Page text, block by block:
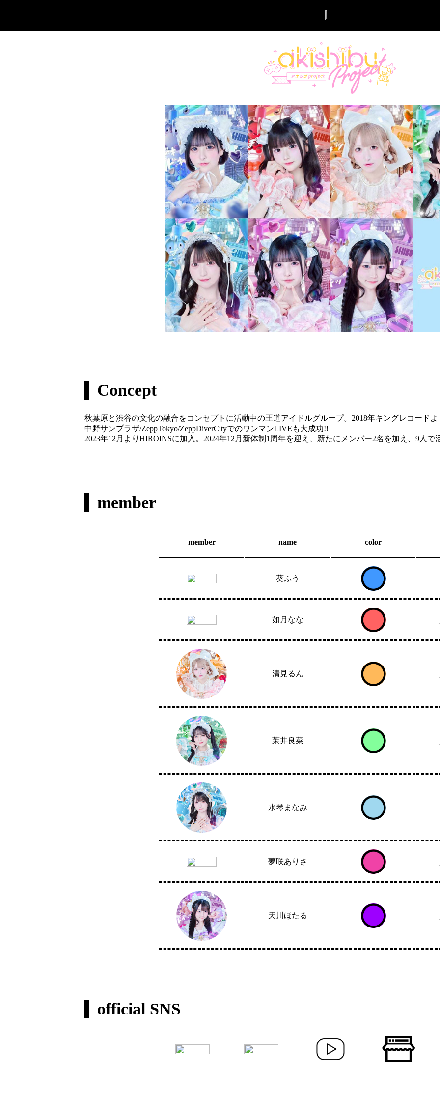
Concept
秋葉原と渋谷の文化の融合をコンセプトに活動中の王道アイドルグループ。2018年キングレコード
中野サンプラザ/ZeppTokyo/ZeppDiverCityでのワンマンLIVEも大成功!!
2023年12月よりHIROINSに加入。2024年12月新体制1周年を迎え、新たにメンバー2名を加え、9人で
member
member name color
葵ふう
如月なな
清見るん
茉井良菜
水琴まなみ
夢咲ありさ
天川ほたる
official SNS